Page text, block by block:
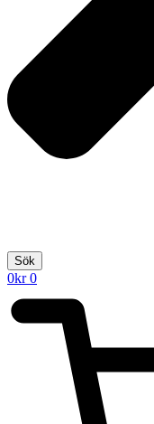
Sök
0kr 0